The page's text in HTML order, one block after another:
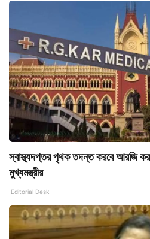
স্বাস্থ্যদপ্তর পৃথক তদন্ত করবে আরজি কর
মুখ্যমন্ত্রীর
Editorial Desk